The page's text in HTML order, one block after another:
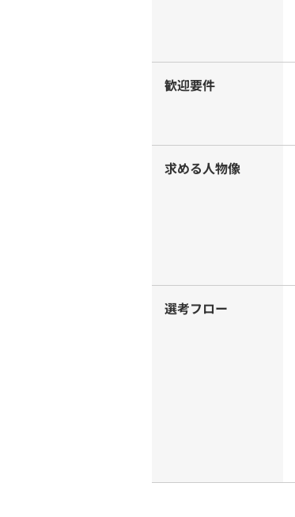
歓迎要件
求める人物像
選考フロー